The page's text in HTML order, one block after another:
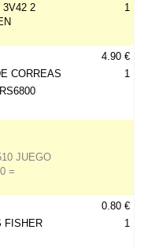
3V42 2
1
CORREAS
4.90 €
1
JUEGO
=
FISHER
0.80 €
1